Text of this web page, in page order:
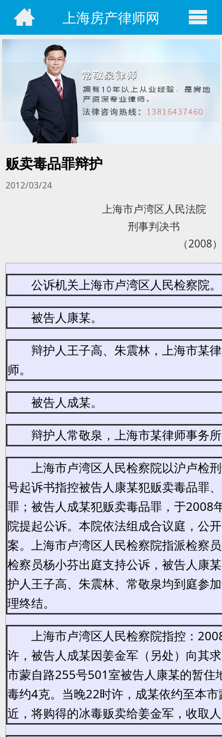
上海房产律师网
贩卖毒品罪辩护
2012/03/24
上海市卢湾区人民法院
刑事判决书
（2008
公诉机关上海市卢湾区人民检察院。
被告人康某。
辩护人王子高、朱震林，上海市某
师。
被告人成某。
辩护人常敬泉，上海市某律师事务
上海市卢湾区人民检察院以沪卢检
号起诉书指控被告人康某犯贩卖毒品罪
罪；被告人成某犯贩卖毒品罪，于2008
院提起公诉。本院依法组成合议庭，公
案。上海市卢湾区人民检察院指派检察
检察员杨小芬出庭支持公诉，被告人康
护人王子高、朱震林、常敬泉均到庭参
理终结。
上海市卢湾区人民检察院指控：
许，被告人成某因姜金军（另处）向其
市蒙自路255号501室被告人康某的暂住
毒约4克。当晚22时许，成某依约至本
近，将购得的冰毒贩卖给姜金军，收取